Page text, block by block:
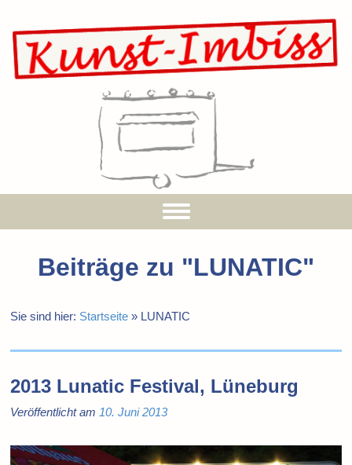
Beiträge zu "LUNATIC"
Sie sind hier: Startseite » LUNATIC
2013 Lunatic Festival, Lüneburg
Veröffentlicht am 10. Juni 2013